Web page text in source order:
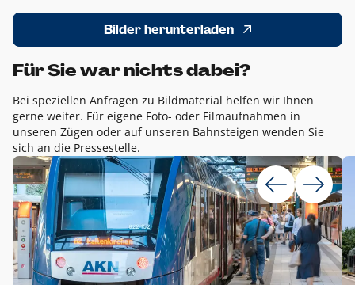
Bilder herunterladen
Für Sie war nichts dabei?
Bei speziellen Anfragen zu Bildmaterial helfen wir Ihnen
gerne weiter. Für eigene Foto- oder Filmaufnahmen in
unseren Zügen oder auf unseren Bahnsteigen wenden Sie
sich an die Pressestelle.